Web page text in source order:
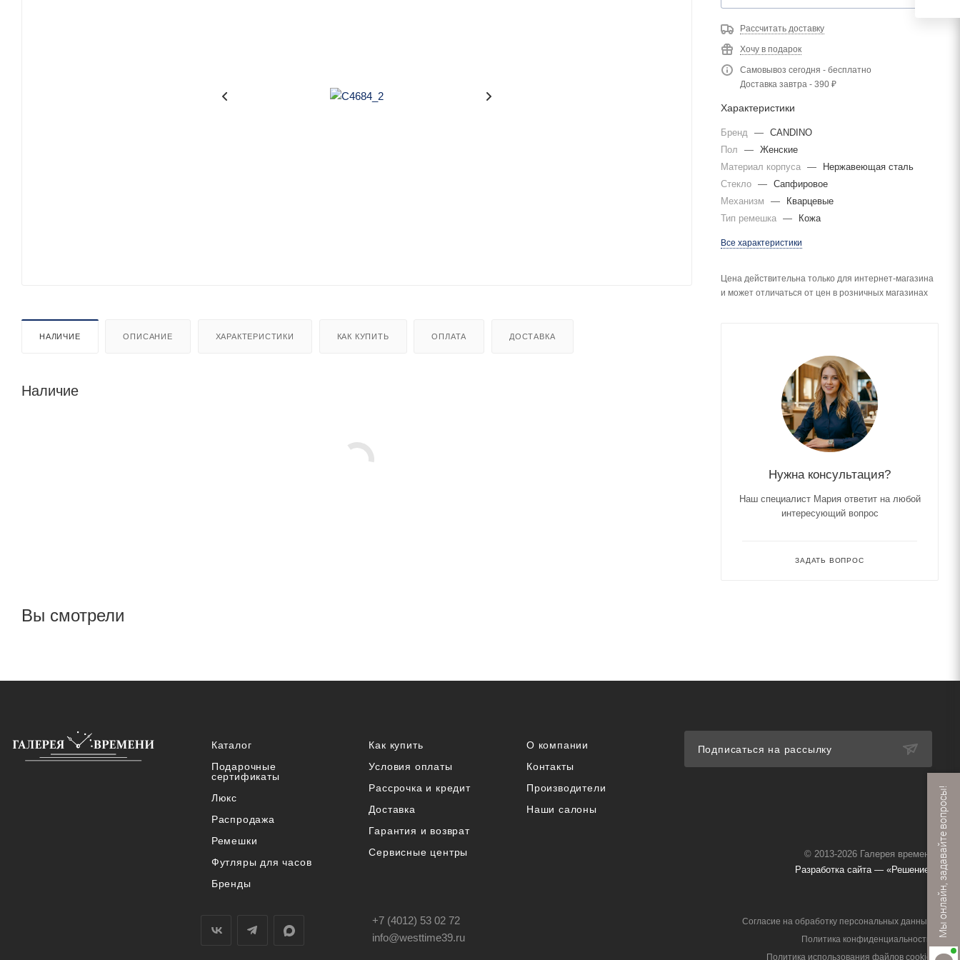
НАЛИЧИЕ ОПИСАНИЕ ХАРАКТЕРИСТИКИ КАК КУПИТЬ ОПЛАТА ДОСТАВКА
Наличие
Рассчитать доставку
Хочу в подарок
Самовывоз сегодня - бесплатно
Доставка завтра - 390 ₽
Характеристики
Бренд — CANDINO
Пол
— Женские
Материал корпуса —
Нержавеющая сталь
Стекло — Сапфировое
Механизм
—
Кварцевые
Тип ремешка — Кожа
Все характеристики
Цена действительна только для интернет-магазина
и может отличаться от цен в розничных магазинах
Нужна консультация?
Наш специалист Мария ответит на любой
интересующий вопрос
ЗАДАТЬ ВОПРОС
Вы смотрели
Каталог
Подарочные
сертификаты
Люкс
Распродажа
Ремешки
Футляры для часов
Бренды
Как купить
Условия оплаты
Рассрочка и кредит
Доставка
Гарантия и возврат
Сервисные центры
О компании
Контакты
Производители
Наши салоны
Подписаться на рассылку
© 2013-2026 Галерея времени
Разработка сайта — «Решение»
+7 (4012) 53 02 72
info@westtime39.ru
Согласие на обработку персональных данных
Политика конфиденциальности
Политика использования файлов cookie
Мы онлайн, задавайте вопросы!